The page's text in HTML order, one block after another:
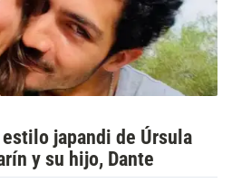
japandi de Úrsula
y su hijo, Dante